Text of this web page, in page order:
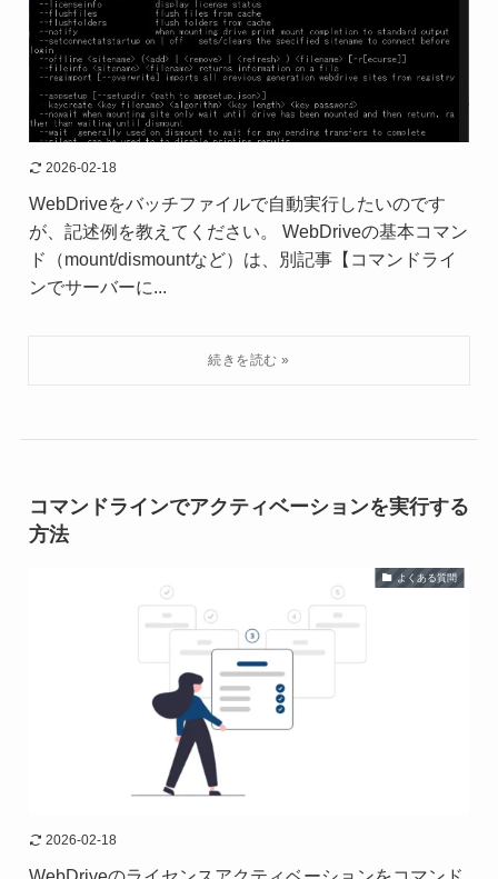
2026-02-18
WebDriveをバッチファイルで自動実行したいのです
が、記述例を教えてください。 WebDriveの基本コマン
ド（mount/dismountなど）は、別記事【コマンドライ
ンでサーバーに...
コマンドラインでアクティベーションを実行する
方法
よくある質問
2026-02-18